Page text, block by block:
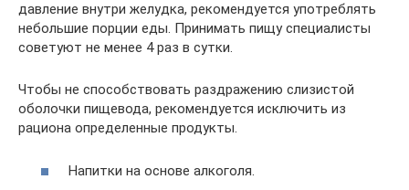
давление внутри желудка, рекомендуется употреблять
небольшие порции еды. Принимать пищу специалисты
советуют не менее 4 раз в сутки.
Чтобы не способствовать раздражению слизистой
оболочки пищевода, рекомендуется исключить из
рациона определенные продукты.
Напитки на основе алкоголя.